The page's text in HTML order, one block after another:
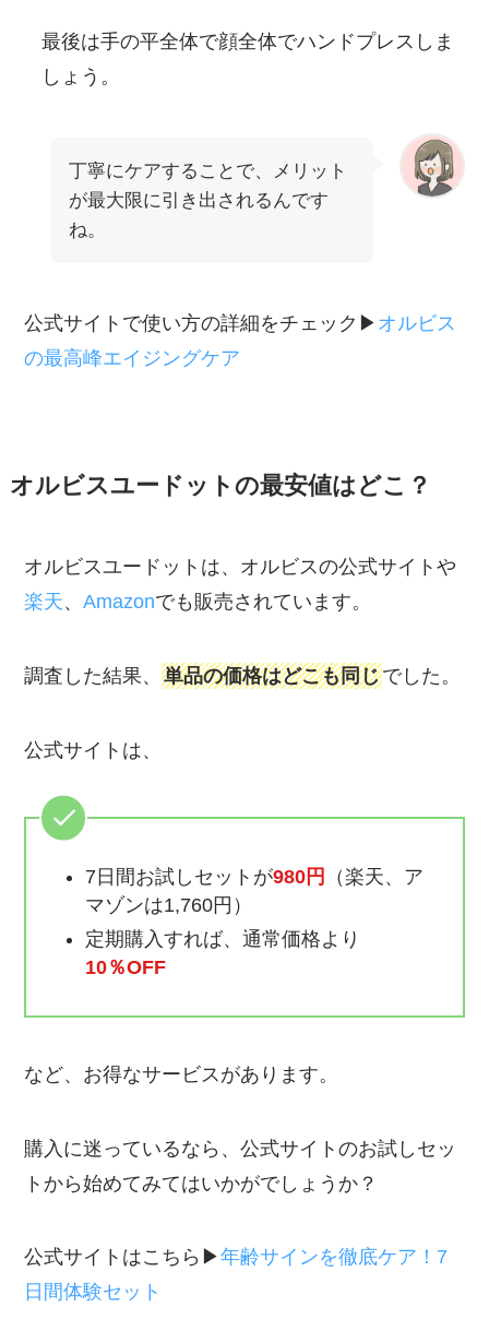
最後は手の平全体で顔全体でハンドプレスしま
しょう。
丁寧にケアすることで、メリット
が最大限に引き出されるんです
ね。
公式サイトで使い方の詳細をチェック▶︎ オルビス
の最高峰エイジングケア
オルビスユードットの最安値はどこ？
オルビスユードットは、オルビスの公式サイトや
楽天、Amazonでも販売されています。
調査した結果、単品の価格はどこも同じでした。
公式サイトは、
7日間お試しセットが980円
（楽天、ア
マゾンは1,760円）
定期購入すれば、通常価格より
10％OFF
など、お得なサービスがあります。
購入に迷っているなら、公式サイトのお試しセッ
トから始めてみてはいかがでしょうか？
公式サイトはこちら▶︎年齢サインを徹底ケア！7
日間体験セット